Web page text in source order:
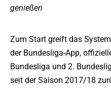
genießen
Zum Start greift das
der Bundesliga-App,
Bundesliga und 2.
seit der Saison 2017/18